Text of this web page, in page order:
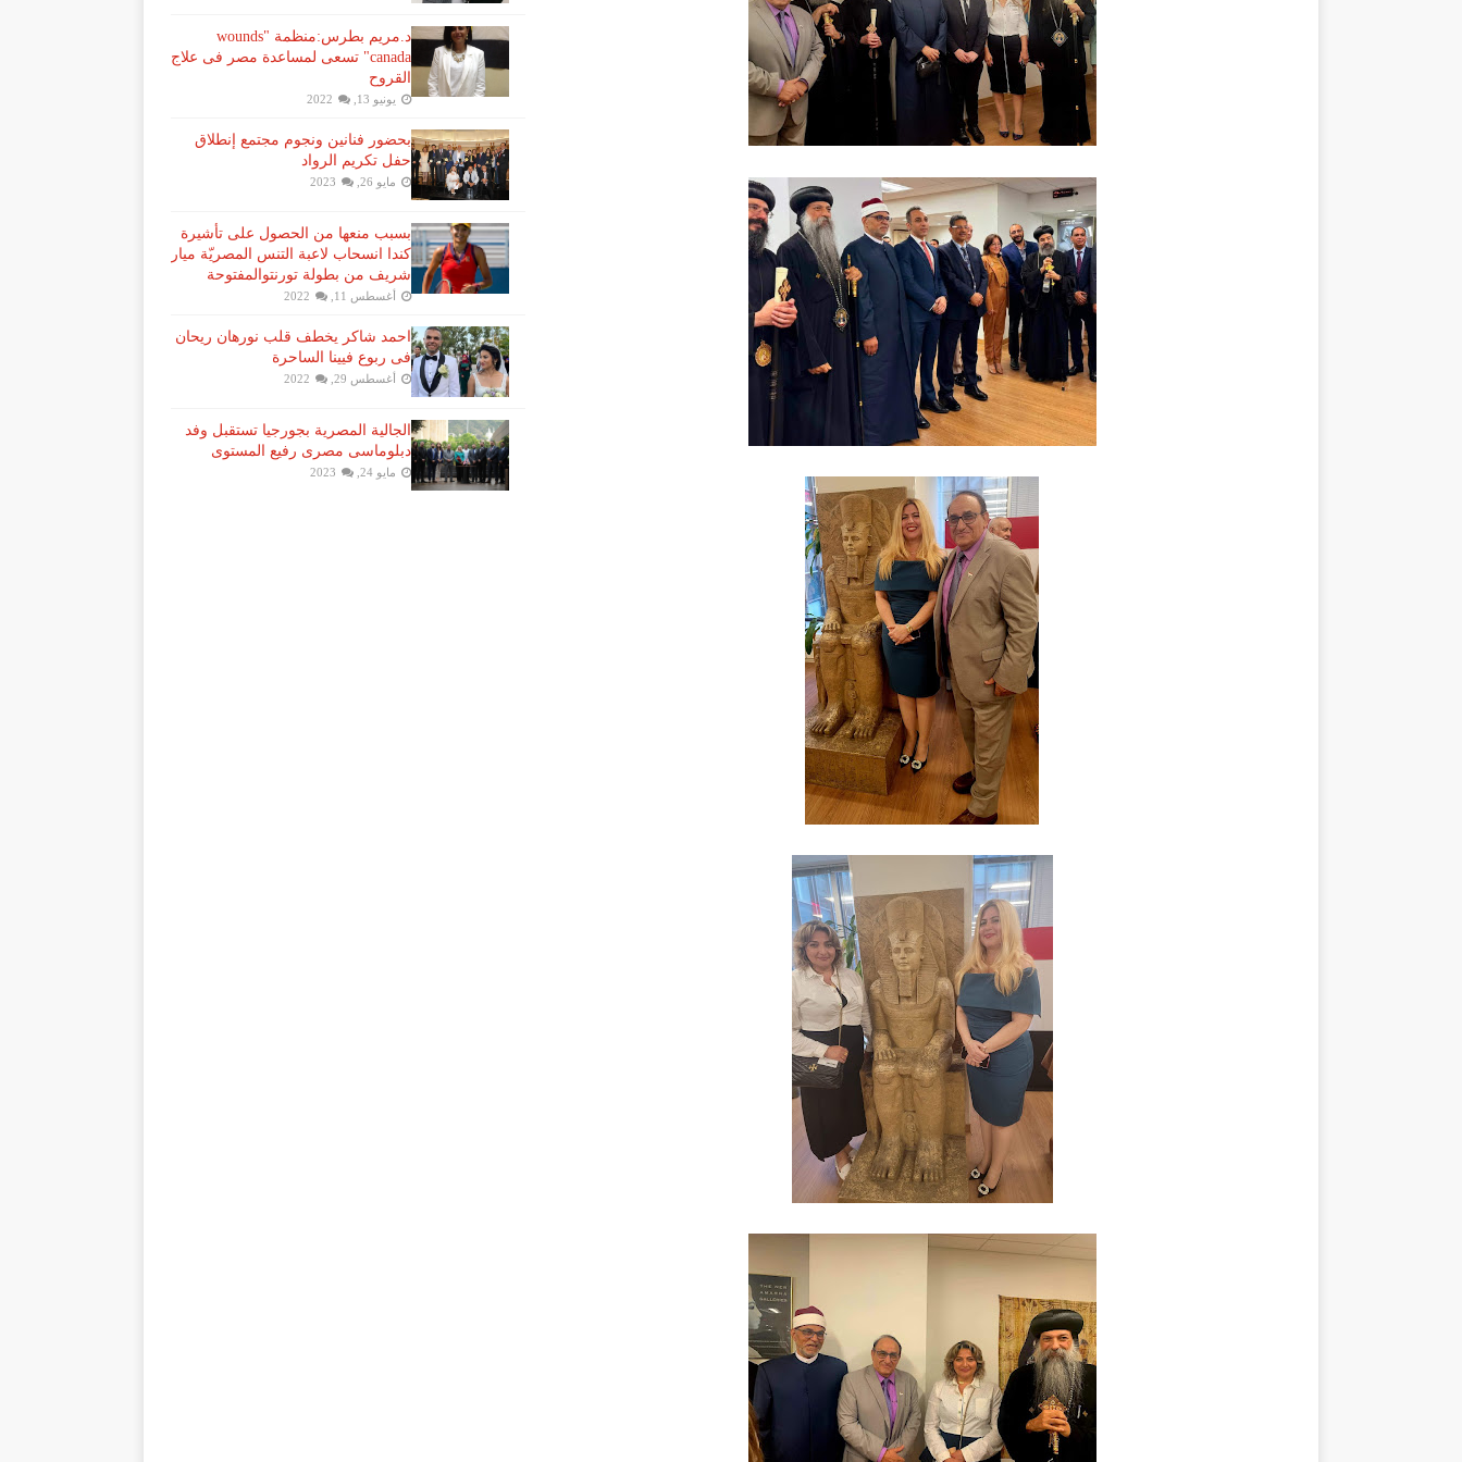
د.مريم بطرس:منظمة "wounds
canada" تسعى لمساعدة مصر فى علاج
القروح
يونيو 13, 2022
بحضور فنانين ونجوم مجتمع إنطلاق
حفل تكريم الرواد
مايو 26, 2023
بسبب منعها من الحصول على تأشيرة
كندا انسحاب لاعبة ​التنس​ المصريّة ​ميار
شريف​ من بطولة ​تورنتو​المفتوحة
أغسطس 11, 2022
احمد شاكر يخطف قلب نورهان ريحان
فى ربوع فيينا الساحرة
أغسطس 29, 2022
الجالية المصرية بجورجيا تستقبل وفد
دبلوماسى مصرى رفيع المستوى
مايو 24, 2023